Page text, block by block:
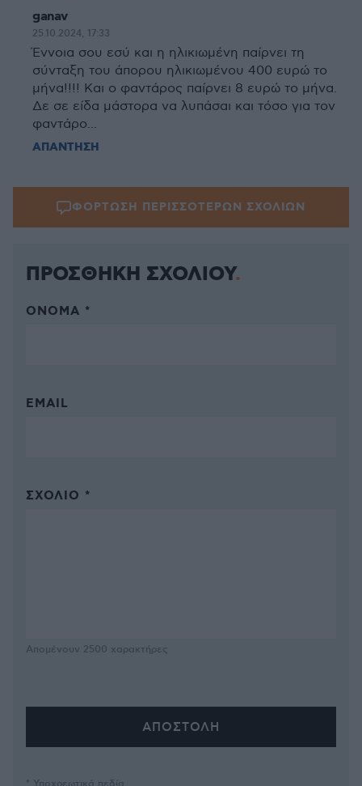
ganav
25.10.2024, 17:33
Έννοια σου εσύ και η ηλικιωμένη παίρνει τη
σύνταξη του άπορου ηλικιωμένου 400 ευρώ το
μήνα!!!! Και ο φαντάρος παίρνει 8 ευρώ το μήνα.
Δε σε είδα μάστορα να λυπάσαι και τόσο για τον
φαντάρο...
ΑΠΑΝΤΗΣΗ
ΦΟΡΤΩΣΗ ΠΕΡΙΣΣΟΤΕΡΩΝ ΣΧΟΛΙΩΝ
ΠΡΟΣΘΗΚΗ ΣΧΟΛΙΟΥ
ΌΝΟΜΑ *
EMAIL
ΣΧΌΛΙΟ *
Απομένουν 2500 χαρακτήρες